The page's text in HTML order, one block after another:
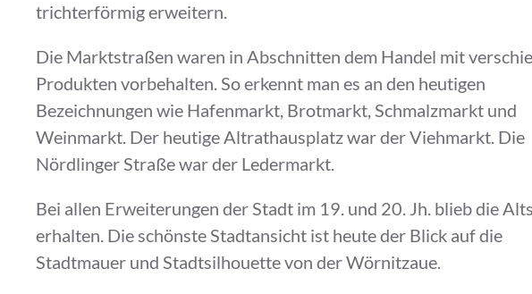
trichterförmig erweitern.
Die Marktstraßen waren in Abschnitten dem Handel mit
Produkten vorbehalten. So erkennt man es an den heutigen
Bezeichnungen wie Hafenmarkt, Brotmarkt, Schmalzmarkt und
Weinmarkt. Der heutige Altrathausplatz war der Viehmarkt. Die
Nördlinger Straße war der Ledermarkt.
Bei allen Erweiterungen der Stadt im 19. und 20. Jh. blieb die
erhalten. Die schönste Stadtansicht ist heute der Blick auf die
Stadtmauer und Stadtsilhouette von der Wörnitzaue.